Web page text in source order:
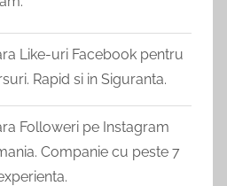
Like-uri Facebook pentru
Rapid si in Siguranta.
Followeri pe Instagram
Companie cu peste 7